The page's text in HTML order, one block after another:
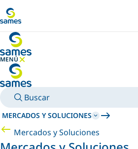
MENÚ
OCULTAR MENÚ
Buscar
MERCADOS Y SOLUCIONES
Mercados y Soluciones